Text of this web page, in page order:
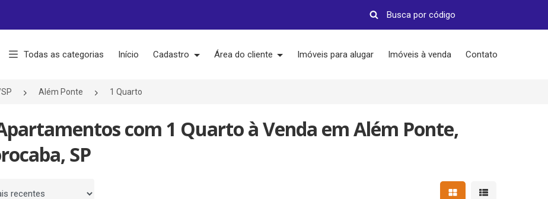
Todas as categorias Início Cadastro Área do cliente Imóveis para alugar Imóveis à venda Contato
Além Ponte 1 Quarto
com 1 Quarto à Venda em Além Ponte,
SP
por Mostrar resultados em
Mostrar